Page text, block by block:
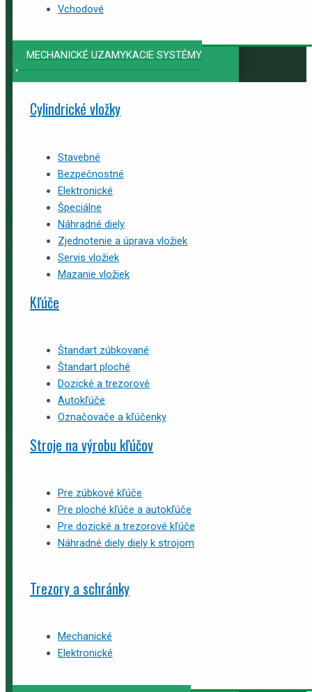
Vchodové
MECHANICKÉ UZAMYKACIE SYSTÉMY
Cylindrické vložky
Stavebné
Bezpečnostné
Elektronické
Špeciálne
Náhradné diely
Zjednotenie a úprava vložiek
Servis vložiek
Mazanie vložiek
Kľúče
Štandart zúbkované
Štandart ploché
Dozické a trezorové
Autokľúče
Označovače a kľúčenky
Stroje na výrobu kľúčov
Pre zúbkové kľúče
Pre ploché kľúče a autokľúče
Pre dozické a trezorové kľúče
Náhradné diely diely k strojom
Trezory a schránky
Mechanické
Elektronické